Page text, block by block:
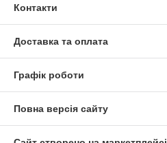
Контакти
Доставка та оплата
Графік роботи
Повна версія сайту